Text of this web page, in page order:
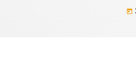
today